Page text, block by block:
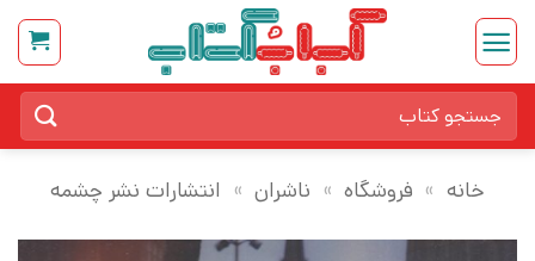
Skip
content
برای:
خانه » فروشگاه » ناشران » انتشارات نشر چشمه